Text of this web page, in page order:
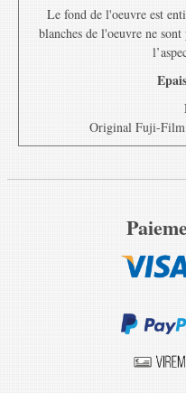
Le fond de l'oeuvre est
blanches de l'oeuvre ne
Original Fuji-